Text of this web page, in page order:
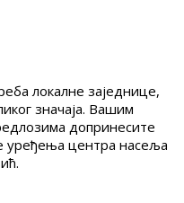
локалне заједнице,
значаја. Вашим
допринесите
уређења центра насеља